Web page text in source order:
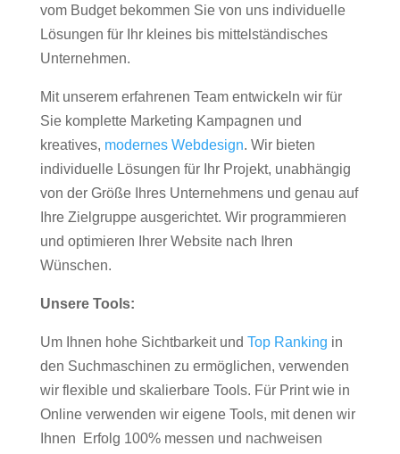
vom Budget bekommen Sie von uns individuelle
Lösungen für Ihr kleines bis mittelständisches
Unternehmen.
Mit unserem erfahrenen Team entwickeln wir für
Sie komplette Marketing Kampagnen und
kreatives, modernes Webdesign. Wir bieten
individuelle Lösungen für Ihr Projekt, unabhängig
von der Größe Ihres Unternehmens und genau auf
Ihre Zielgruppe ausgerichtet. Wir programmieren
und optimieren Ihrer Website nach Ihren
Wünschen.
Unsere Tools:
Um Ihnen hohe Sichtbarkeit und Top Ranking in
den Suchmaschinen zu ermöglichen, verwenden
wir flexible und skalierbare Tools. Für Print wie in
Online verwenden wir eigene Tools, mit denen wir
Ihnen Erfolg 100% messen und nachweisen